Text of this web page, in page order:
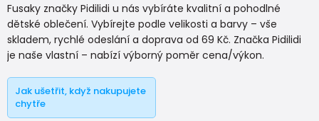
Fusaky značky Pidilidi u nás vybíráte kvalitní a pohodlné
dětské oblečení. Vybírejte podle velikosti a barvy – vše
skladem, rychlé odeslání a doprava od 69 Kč. Značka Pidilidi
je naše vlastní – nabízí výborný poměr cena/výkon.
Jak ušetřit, když nakupujete
chytře